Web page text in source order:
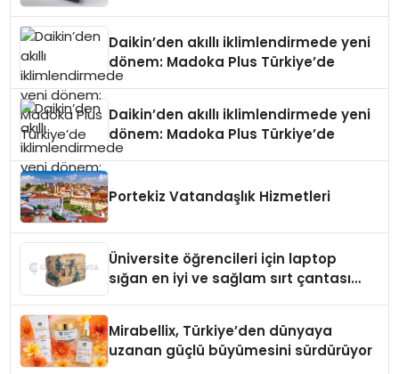
Daikin’den akıllı iklimlendirmede yeni
dönem: Madoka Plus Türkiye’de
Daikin’den akıllı iklimlendirmede yeni
dönem: Madoka Plus Türkiye’de
Portekiz Vatandaşlık Hizmetleri
Üniversite öğrencileri için laptop
sığan en iyi ve sağlam sırt çantası
Mirabellix, Türkiye’den dünyaya
uzanan güçlü büyümesini sürdürüyor